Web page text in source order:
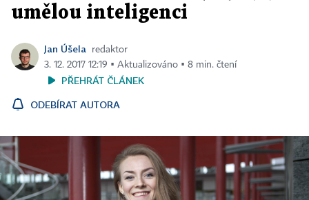
umělou inteligenci
Jan Úšela
redaktor
3. 12. 2017 12:19 ▪ Aktualizováno ▪ 8 min. čtení
PŘEHRÁT ČLÁNEK
ODEBÍRAT AUTORA